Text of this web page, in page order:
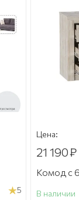
5
Цена:
21 190₽
Комод с
В наличии